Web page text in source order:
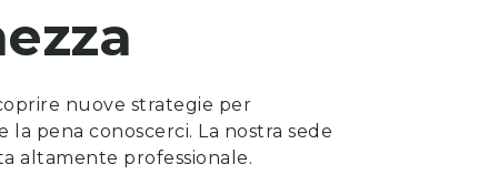
nuove strategie per
la pena conoscerci. La nostra sede
altamente professionale.